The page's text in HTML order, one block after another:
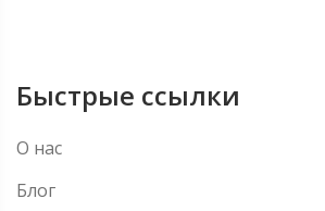
Быстрые ссылки
О нас
Блог